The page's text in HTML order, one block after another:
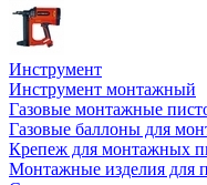
Инструмент
Инструмент монтажный
Газовые монтажные
Газовые баллоны для
Крепеж для монтажных
Монтажные изделия для